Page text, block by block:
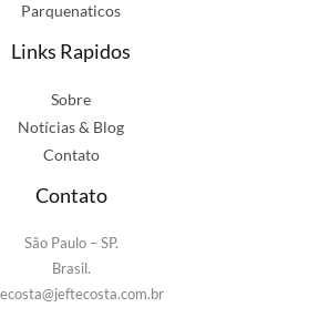
Parquenaticos
Links Rapidos
Sobre
Notícias & Blog
Contato
Contato
São Paulo – SP.
Brasil.